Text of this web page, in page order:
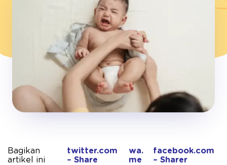
Bagikan
artikel ini
twitter.com
– Share
wa.
me
facebook.com
– Sharer